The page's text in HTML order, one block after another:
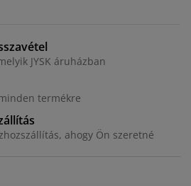
JYSK áruházban
termékre
ahogy Ön szeretné
kellemes élményének
sütik információkat gyűjtenek
a statisztikák és a
megosztjuk böngészési
(pl. Google, Meta és